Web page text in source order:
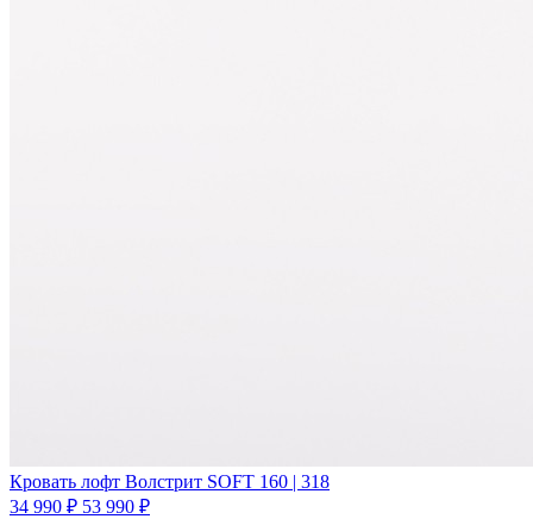
Кровать лофт Волстрит SOFT 160 | 318
34 990 ₽ 53 990 ₽